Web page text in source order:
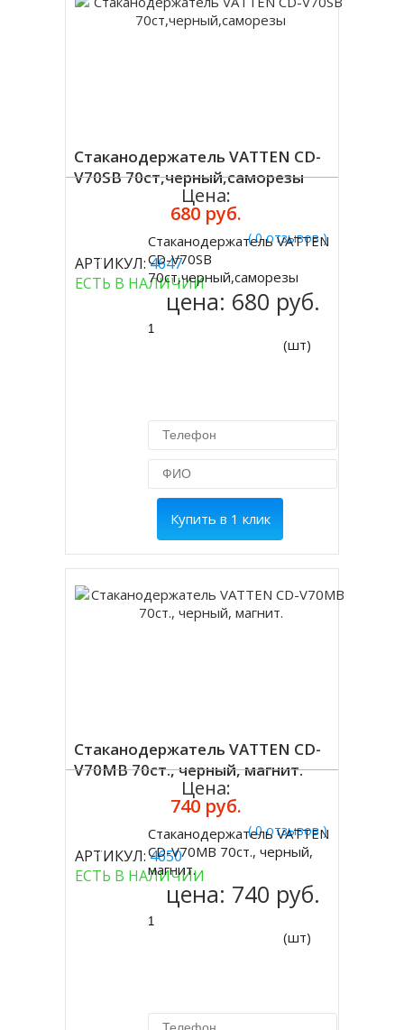
Стаканодержатель VATTEN CD-
V70SB 70ст,черный,саморезы
( 0 отзывов )
АРТИКУЛ:4647
ЕСТЬ В НАЛИЧИИ
Цена:
680 руб.
Стаканодержатель VATTEN
CD-V70SB
70ст,черный,саморезы
цена: 680 руб.
(шт)
Купить в 1 клик
Стаканодержатель VATTEN CD-
V70MB 70ст., черный, магнит.
( 0 отзывов )
АРТИКУЛ:4650
ЕСТЬ В НАЛИЧИИ
Цена:
740 руб.
Стаканодержатель VATTEN
CD-V70MB 70ст., черный,
магнит.
цена: 740 руб.
(шт)